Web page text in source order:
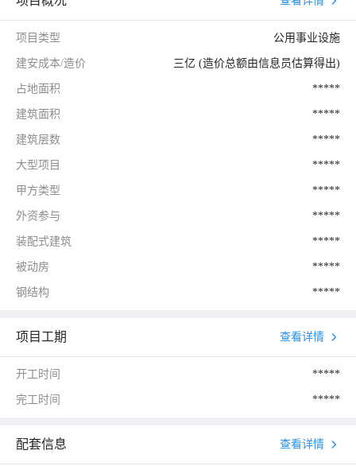
项目类型 公用事业设施
建安成本/造价 三亿 (造价总额由信息员估算得出)
占地面积 *****
建筑面积 *****
建筑层数 *****
大型项目 *****
甲方类型 *****
外资参与 *****
装配式建筑 *****
被动房 *****
钢结构 *****
项目工期 查看详情
开工时间 *****
完工时间 *****
配套信息 查看详情